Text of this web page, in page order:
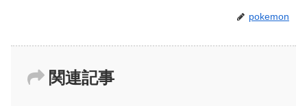
pokemon
関連記事